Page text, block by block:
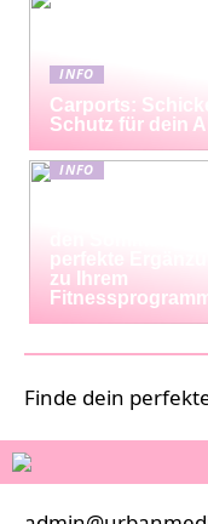
INFO
Carports:
Schutz für dein
INFO
perfekte
zu Ihrem
Finde dein